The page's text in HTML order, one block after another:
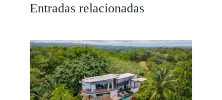
Entradas relacionadas